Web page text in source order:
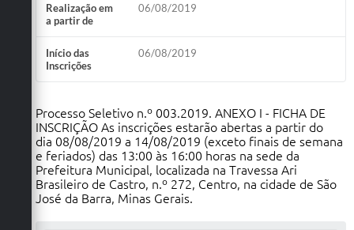
Realização em
a partir de
06/08/2019
Início das
Inscrições
06/08/2019
Processo Seletivo n.º 003.2019. ANEXO I - FICHA DE
INSCRIÇÃO As inscrições estarão abertas a partir do
dia 08/08/2019 a 14/08/2019 (exceto finais de semana
e feriados) das 13:00 às 16:00 horas na sede da
Prefeitura Municipal, localizada na Travessa Ari
Brasileiro de Castro, n.º 272, Centro, na cidade de São
José da Barra, Minas Gerais.